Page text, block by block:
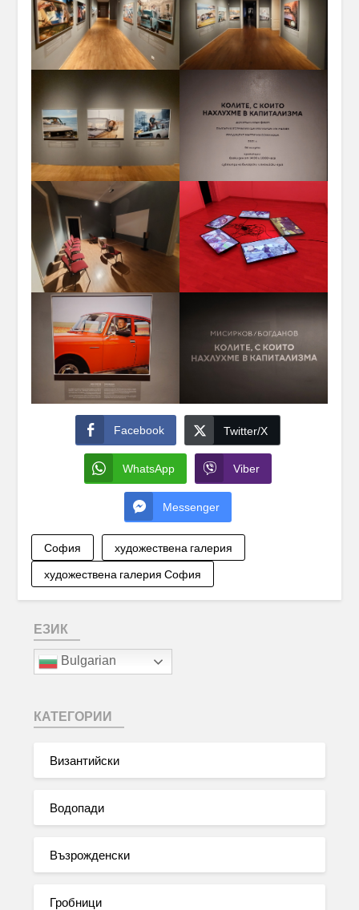
Facebook Twitter/X
WhatsApp Viber
Messenger
София
художествена галерия
художествена галерия София
ЕЗИК
Bulgarian
КАТЕГОРИИ
Византийски
Водопади
Възрожденски
Гробници